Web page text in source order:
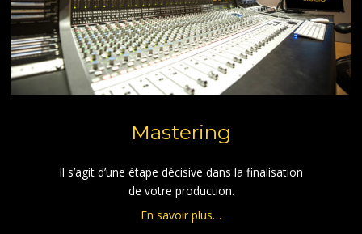
Mastering
Il s’agit d’une étape décisive dans la finalisation
de votre production.
En savoir plus…